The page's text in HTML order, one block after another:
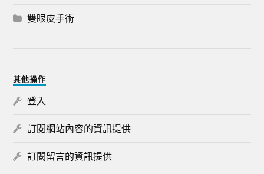
雙眼皮手術
其他操作
登入
訂閱網站內容的資訊提供
訂閱留言的資訊提供